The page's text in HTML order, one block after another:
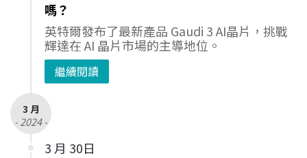
嗎？
英特爾發布了最新產品 Gaudi 3 AI晶片，挑戰
輝達在 AI 晶片市場的主導地位。
繼續閱讀
3 月
- 2024 -
3 月 30日